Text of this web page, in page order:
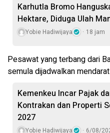
Karhutla Bromo
Hektare, Diduga Ulah
Yobie Hadiwijaya 18 jam
Pesawat yang terbang dari
semula dijadwalkan
Kemenkeu Incar Pajak
Kontrakan dan Properti
2027
Yobie Hadiwijaya 6/08/